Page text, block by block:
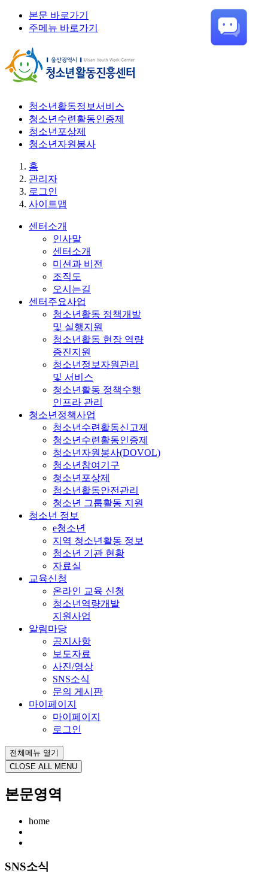
본문 바로가기
주메뉴 바로가기
청소년활동정보서비스
청소년수련활동인증제
청소년포상제
청소년자원봉사
홈
관리자
로그인
사이트맵
센터소개
인사말
센터소개
미션과 비전
조직도
오시는길
센터주요사업
청소년활동 정책개발
및 실행지원
청소년활동 현장 역량
증진지원
청소년정보자원관리
및 서비스
청소년활동 정책수행
인프라 관리
청소년정책사업
청소년수련활동신고제
청소년수련활동인증제
청소년자원봉사(DOVOL)
청소년참여기구
청소년포상제
청소년활동안전관리
청소년 그룹활동 지원
청소년 정보
e청소년
지역 청소년활동 정보
청소년 기관 현황
자료실
교육신청
온라인 교육 신청
청소년역량개발
지원사업
알림마당
공지사항
보도자료
사진/영상
SNS소식
문의 게시판
마이페이지
마이페이지
로그인
전체메뉴 열기
CLOSE ALL MENU
본문영역
home
SNS소식